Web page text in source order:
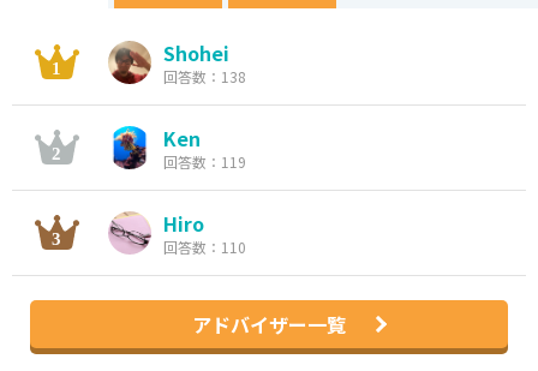
Shohei
回答数：138
Ken
回答数：119
Hiro
回答数：110
アドバイザー一覧